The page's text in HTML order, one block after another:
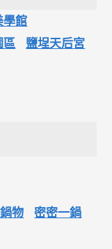
學館
區
鹽埕天后宮
物
密密一鍋